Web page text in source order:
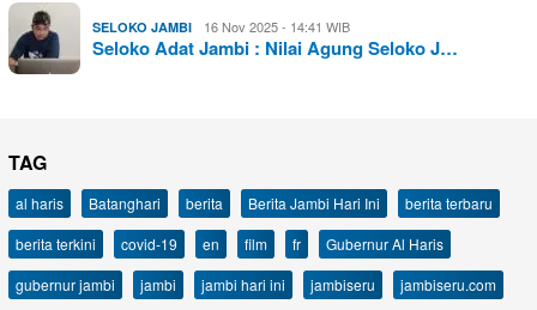
SELOKO JAMBI 16 Nov 2025 - 14:41 WIB
Seloko Adat Jambi : Nilai Agung Seloko J…
TAG
al haris Batanghari berita Berita Jambi Hari Ini
berita terbaru
berita terkini
covid-19 en film fr
Gubernur Al Haris
gubernur jambi
jambi jambi hari ini jambiseru
jambiseru.com